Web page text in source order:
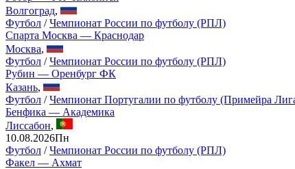
Волгоград,
Футбол /Чемпионат России по футболу (РПЛ)
Спарта Москва — Краснодар
Москва,
Футбол /Чемпионат России по футболу (РПЛ)
Рубин — Оренбург ФК
Казань,
Футбол /Чемпионат Португалии по футболу (Примейра
Бенфика — Академика
Лиссабон,
10.08.2026Пн
Футбол /Чемпионат России по футболу (РПЛ)
Факел — Ахмат